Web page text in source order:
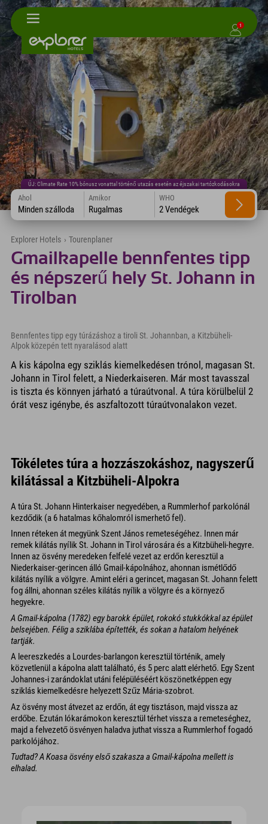
1
ÚJ: Climate Rate 10% bónusz vonattal történő utazás esetén az éjszakai tartózkodásokra
Ahol
Minden szálloda
Amikor
Rugalmas
WHO
2 Vendégek
Explorer Hotels › Tourenplaner
Gmailkapelle bennfentes tipp
és népszerű hely St. Johann in
Tirolban
Bennfentes tipp egy túrázáshoz a tiroli St. Johannban, a Kitzbüheli-
Alpok közepén tett nyaralásod alatt
A kis kápolna egy sziklás kiemelkedésen trónol, magasan St.
Johann in Tirol felett, a Niederkaiseren. Már most tavasszal
is tiszta és könnyen járható a túraútvonal. A túra körülbelül 2
órát vesz igénybe, és aszfaltozott túraútvonalakon vezet.
Tökéletes túra a hozzászokáshoz, nagyszerű
kilátással a Kitzbüheli-Alpokra
A túra St. Johann Hinterkaiser negyedében, a Rummlerhof parkolónál
kezdődik (a 6 hatalmas kőhalomról ismerhető fel).
Innen réteken át megyünk Szent János remeteségéhez. Innen már
remek kilátás nyílik St. Johann in Tirol városára és a Kitzbüheli-hegyre.
Innen az ösvény meredeken felfelé vezet az erdőn keresztül a
Niederkaiser-gerincen álló Gmail-kápolnához, ahonnan ismétlődő
kilátás nyílik a völgyre. Amint eléri a gerincet, magasan St. Johann felett
fog állni, ahonnan széles kilátás nyílik a völgyre és a környező
hegyekre.
A Gmail-kápolna (1782) egy barokk épület, rokokó stukkókkal az épület
belsejében. Félig a sziklába építették, és sokan a hatalom helyének
tartják.
A leereszkedés a Lourdes-barlangon keresztül történik, amely
közvetlenül a kápolna alatt található, és 5 perc alatt elérhető. Egy Szent
Johannes-i zarándoklat utáni felépüléséért köszönetképpen egy
sziklás kiemelkedésre helyezett Szűz Mária-szobrot.
Az ösvény most átvezet az erdőn, át egy tisztáson, majd vissza az
erdőbe. Ezután lókarámokon keresztül térhet vissza a remeteséghez,
majd a felvezető ösvényen haladva juthat vissza a Rummlerhof fogadó
parkolójához.
Tudtad? A Koasa ösvény első szakasza a Gmail-kápolna mellett is
elhalad.